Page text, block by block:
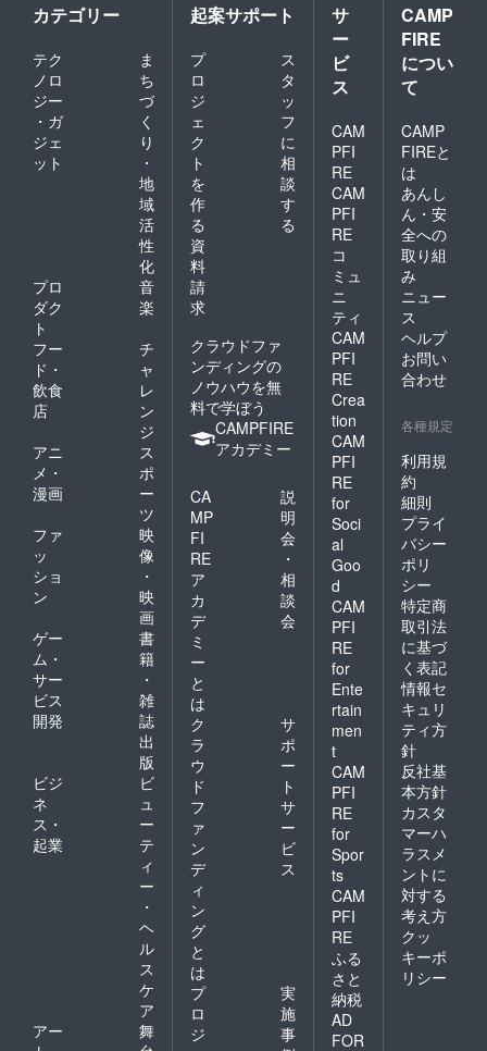
カテゴリー
テク
ノロ
ジー
・ガ
ジェ
ット
ま
ち
づ
く
り
・
地
域
活
性
化
プロ
ダク
ト
音
楽
フー
ド・
飲食
店
チ
ャ
レ
ン
ジ
アニ
メ・
漫画
ス
ポ
ー
ツ
ファ
ッ
ショ
ン
映
像
・
映
画
ゲー
ム・
サー
ビス
開発
書
籍
・
雑
誌
出
版
ビジ
ネ
ス・
起業
ビ
ュ
ー
テ
ィ
ー
・
ヘ
ル
ス
ケ
ア
アー
舞
起案サポート
プ
ロ
ジ
ェ
ク
ト
を
作
る
ス
タ
ッ
フ
に
相
談
す
る
資
料
請
求
クラウドファ
ンディングの
ノウハウを無
料で学ぼう
CAMPFIRE
アカデミー
CA
MP
FI
RE
ア
カ
デ
ミ
ー
と
は
説
明
会
・
相
談
会
ク
ラ
ウ
ド
フ
ァ
ン
デ
ィ
ン
グ
と
は
サ
ポ
ー
ト
サ
ー
ビ
ス
プ
ロ
ジ
実
施
事
サ
ー
ビ
ス
CAM
PFI
RE
CAM
PFI
RE
コ
ミュ
ニ
ティ
CAM
PFI
RE
Crea
tion
CAM
PFI
RE
for
Soci
al
Goo
d
CAM
PFI
RE
for
Ente
rtain
men
t
CAM
PFI
RE
for
Spor
ts
CAM
PFI
RE
ふる
さと
納税
AD
FOR
CAMP
FIRE
につい
て
CAMP
FIREと
は
あんし
ん・安
全への
取り組
み
ニュー
ス
ヘルプ
お問い
合わせ
各種規定
利用規
約
細則
プライ
バシー
ポリ
シー
特定商
取引法
に基づ
く表記
情報セ
キュリ
ティ方
針
反社基
本方針
カスタ
マーハ
ラスメ
ントに
対する
考え方
クッ
キーポ
リシー